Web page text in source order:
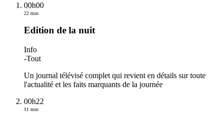
00h00
22 min
Edition de la nuit
Info
-Tout
Un journal télévisé complet qui revient en détails sur toute
l'actualité et les faits marquants de la journée
00h22
11 min